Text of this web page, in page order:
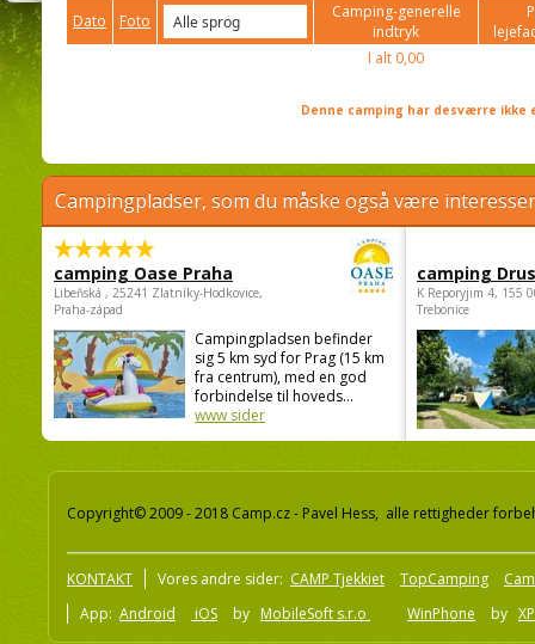
Dato
Foto
Camping-generelle
indtryk
I alt 0,00
Denne camping har desværre
Campingpladser, som du måske også være
camping Oase Praha
Libeňská , 25241 Zlatníky-Hodkovice,
Praha-západ
Campingpladsen befinder
sig 5 km syd for Prag (15 km
fra centrum), med en god
forbindelse til hoveds...
www sider
camping
K Reporyjim 4, 155
Trebonice
Copyright© 2009 - 2018 Camp.cz - Pavel Hess, alle rettigheder
KONTAKT Vores andre sider: CAMP Tjekkiet TopCamping
App: Android iOS by MobileSoft s.r.o WinPhone by